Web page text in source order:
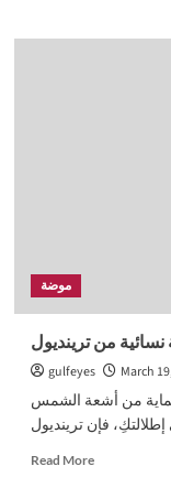
مكتب
موضة
من ترينديول
gulfeyes March
من أشعة الشمس
Read MoreRead